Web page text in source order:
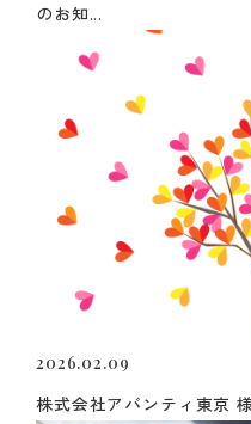
のお知...
2026.02.09
株式会社アバンティ東京